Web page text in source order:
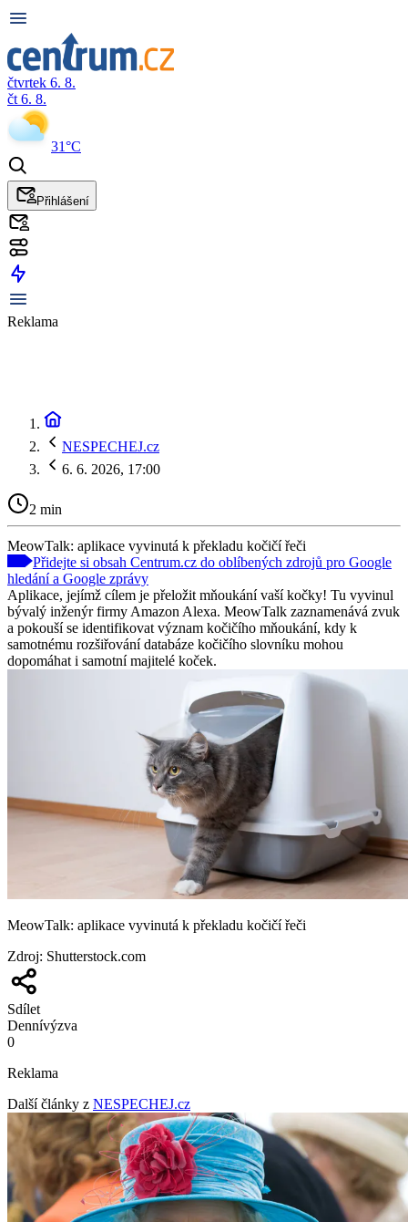
čtvrtek 6. 8.
čt 6. 8.
31°C
Přihlášení
Reklama
NESPECHEJ.cz
6. 6. 2026, 17:00
2 min
MeowTalk: aplikace vyvinutá k překladu kočičí řeči
Přidejte si obsah Centrum.cz do oblíbených zdrojů pro Google
hledání a Google zprávy
Aplikace, jejímž cílem je přeložit mňoukání vaší kočky! Tu vyvinul
bývalý inženýr firmy Amazon Alexa. MeowTalk zaznamenává zvuk
a pokouší se identifikovat význam kočičího mňoukání, kdy k
samotnému rozšiřování databáze kočičího slovníku mohou
dopomáhat i samotní majitelé koček.
MeowTalk: aplikace vyvinutá k překladu kočičí řeči
Zdroj: Shutterstock.com
Sdílet
Dennívýzva
0
Reklama
Další články z NESPECHEJ.cz